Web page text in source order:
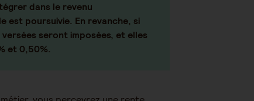
dans le revenu
est poursuivie. En revanche, si
seront imposées, et elles
et 0,50%.